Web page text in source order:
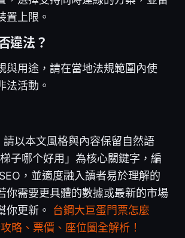
置上限。
違法？
與用途，請在當地法規範圍內使
法活動。
請以本文風格與內容保留自然語
子哪个好用」為核心關鍵字，編
，並適度融入讀者易於理解的
你需要更具體的數據或最新的市場
你更新。 台鋼大巨蛋門票怎麼
略、票價、座位圖全解析！